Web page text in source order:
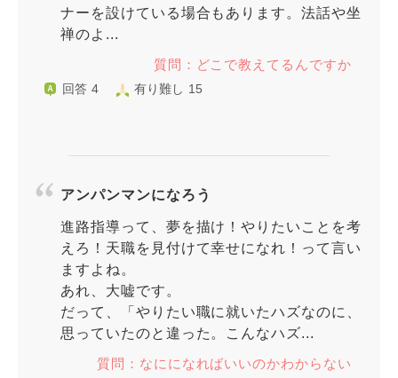
ナーを設けている場合もあります。法話や坐
禅のよ...
質問：どこで教えてるんですか
回答 4 有り難し 15
アンパンマンになろう
進路指導って、夢を描け！やりたいことを考
えろ！天職を見付けて幸せになれ！って言い
ますよね。
あれ、大嘘です。
だって、「やりたい職に就いたハズなのに、
思っていたのと違った。こんなハズ...
質問：なにになればいいのかわからない